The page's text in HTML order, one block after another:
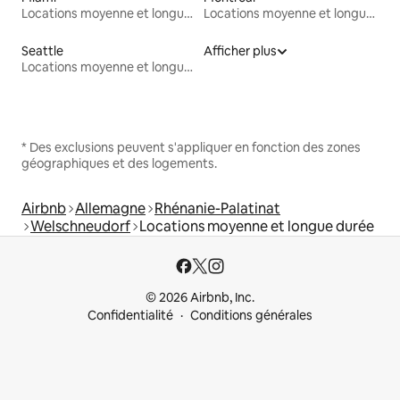
Locations moyenne et longue durée
Locations moyenne et longue durée
Seattle
Locations moyenne et longue durée
Afficher plus
* Des exclusions peuvent s'appliquer en fonction des zones
géographiques et des logements.
Airbnb Allemagne Rhénanie-Palatinat
Welschneudorf Locations moyenne et longue durée
© 2026 Airbnb, Inc.
Confidentialité
Conditions générales